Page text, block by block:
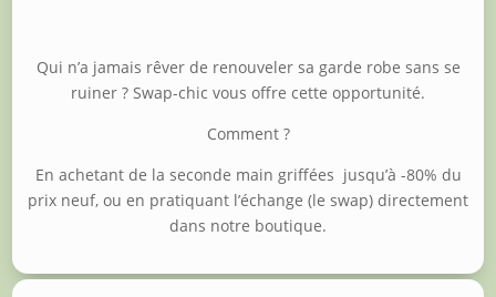
Qui n’a jamais rêver de renouveler sa garde robe sans se
ruiner ? Swap-chic vous offre cette opportunité.
Comment ?
En achetant de la seconde main griffées jusqu’à -80% du
prix neuf, ou en pratiquant l’échange (le swap) directement
dans notre boutique.